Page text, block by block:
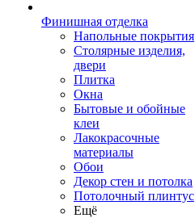
Финишная отделка
Напольные покрытия
Столярные изделия,
двери
Плитка
Окна
Бытовые и обойные
клеи
Лакокрасочные
материалы
Обои
Декор стен и потолка
Потолочный плинтус
Ещё